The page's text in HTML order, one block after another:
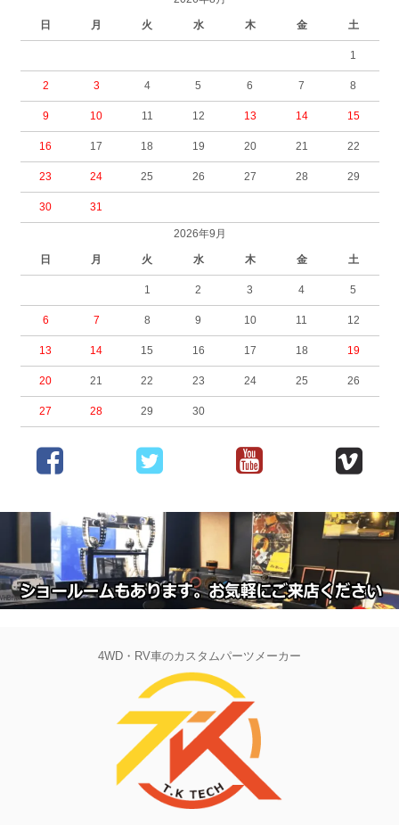
日 月 火 水 木 金 土
1
2 3 4 5 6 7 8
9 10 11 12 13 14 15
16 17 18 19 20 21 22
23 24 25 26 27 28 29
30 31
2026年9月
日 月 火 水 木 金 土
1 2 3 4 5
6 7 8 9 10 11 12
13 14 15 16 17 18 19
20 21 22 23 24 25 26
27 28 29 30
4WD・RV車のカスタムパーツメーカー